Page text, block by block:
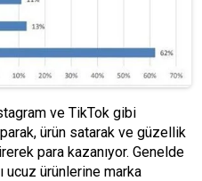
ve TikTok gibi
ürün satarak ve güzellik
para kazanıyor. Genelde
ucuz ürünlerine marka